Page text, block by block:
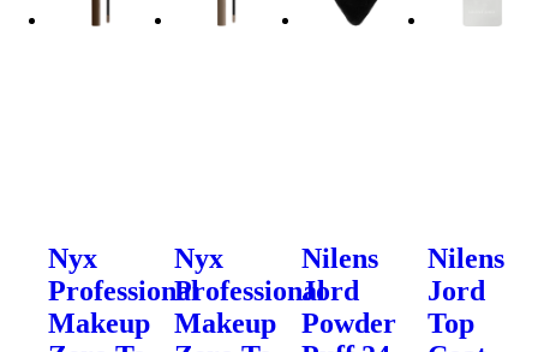
Nyx
Professional
Makeup
Nyx
Professional
Makeup
Nilens
Jord
Powder
Nilens
Jord
Top